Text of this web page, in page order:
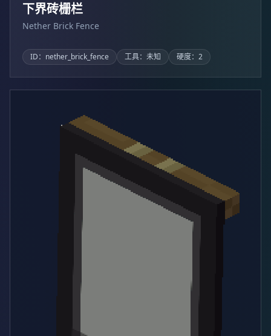
下界砖栅栏
Nether Brick Fence
ID：nether_brick_fence 工具：未知 硬度：2